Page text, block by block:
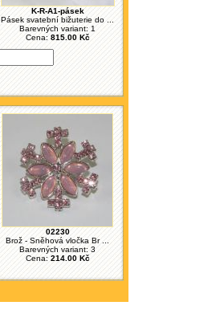
K-R-A1-pásek
Pásek svatební bižuterie do ...
Barevných variant: 1
Cena: 815.00 Kč
02230
Brož - Sněhová vločka Br ...
Barevných variant: 3
Cena: 214.00 Kč